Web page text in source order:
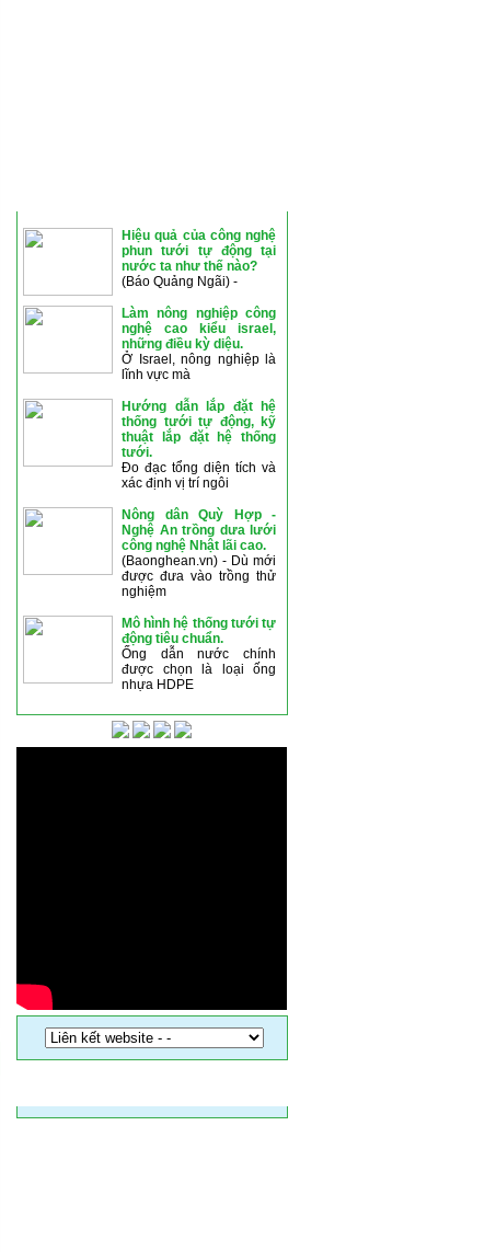
Hiệu quả của công nghệ
phun tưới tự động tại
nước ta như thế nào?
(Báo Quảng Ngãi) -
Làm nông nghiệp công
nghệ cao kiểu israel,
những điều kỳ diệu.
Ở Israel, nông nghiệp là
lĩnh vực mà
Hướng dẫn lắp đặt hệ
thống tưới tự động, kỹ
thuật lắp đặt hệ thống
tưới.
Đo đạc tổng diện tích và
xác định vị trí ngôi
Nông dân Quỳ Hợp -
Nghệ An trồng dưa lưới
công nghệ Nhật lãi cao.
(Baonghean.vn) - Dù mới
được đưa vào trồng thử
nghiệm
Mô hình hệ thống tưới tự
động tiêu chuẩn.
Ống dẫn nước chính
được chọn là loại ống
nhựa HDPE